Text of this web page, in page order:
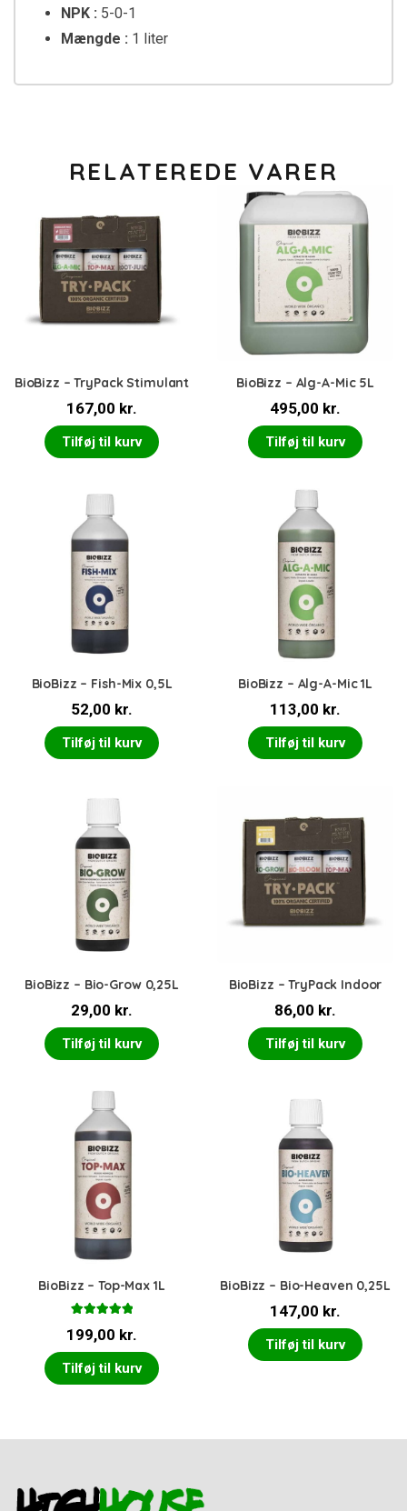
NPK : 5-0-1
Mængde : 1 liter
RELATEREDE VARER
BioBizz – TryPack Stimulant
167,00 kr.
Tilføj til kurv
BioBizz – Alg-A-Mic 5L
495,00 kr.
Tilføj til kurv
BioBizz – Fish-Mix 0,5L
52,00 kr.
Tilføj til kurv
BioBizz – Alg-A-Mic 1L
113,00 kr.
Tilføj til kurv
BioBizz – Bio-Grow 0,25L
29,00 kr.
Tilføj til kurv
BioBizz – TryPack Indoor
86,00 kr.
Tilføj til kurv
BioBizz – Top-Max 1L
5.00ud af 5
199,00 kr.
Tilføj til kurv
BioBizz – Bio-Heaven 0,25L
147,00 kr.
Tilføj til kurv